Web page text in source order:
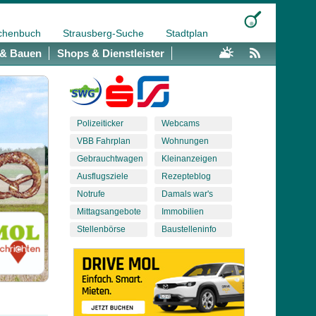
Strausberg-Suche Stadtplan
Bauen Shops & Dienstleister
Polizeiticker
VBB Fahrplan
Gebrauchtwagen
Ausflugsziele
Notrufe
Mittagsangebote
Stellenbörse
Webcams
Wohnungen
Kleinanzeigen
Rezepteblog
Damals war's
Immobilien
Baustelleninfo